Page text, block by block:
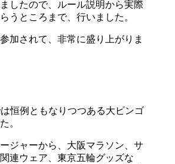
したので、ルール説明から実際
うところまで、行いました。
加されて、非常に盛り上がりま
恒例ともなりつつある大ビンゴ
。
ジャーから、大阪マラソン、サ
連ウェア、東京五輪グッズな